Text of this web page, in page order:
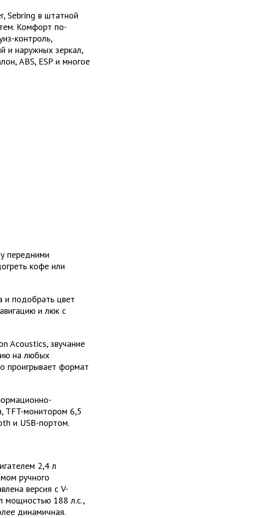
Sebring в штатной
Комфорт по-
контроль,
и наружных зеркал,
ABS, ESP и многое
передними
кофе или
и подобрать цвет
и люк с
Acoustics, звучание
на любых
проигрывает формат
TFT-монитором 6,5
и USB-портом.
2,4 л
ручного
версия с V-
мощностью 188 л.с.,
динамичная.